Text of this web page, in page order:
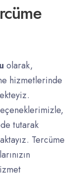
olarak,
hizmetlerinde
tutarak
Tercüme